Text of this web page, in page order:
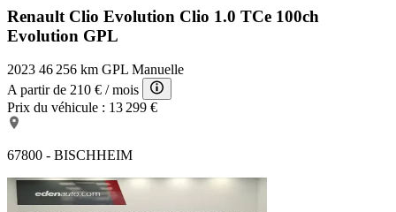
Renault Clio Evolution Clio 1.0 TCe 100ch
Evolution GPL
2023 46 256 km GPL Manuelle
A partir de 210 € / mois
Prix du véhicule : 13 299 €
67800 - BISCHHEIM